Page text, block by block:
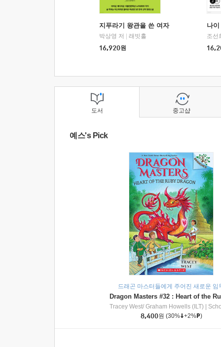
지푸라기 왕관을 쓴 여자
박상영 저
래빗홀
16,920원
나
조선
도서
예스's Pick
드래곤 마스터들에게 주어진 새로운 임
Tracey West/ Graham Howells (ILT)
8,400원 (30% +2% )
중고샵